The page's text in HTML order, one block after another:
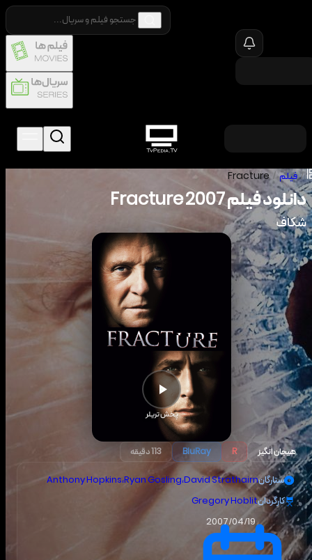
/فیلم /
Fracture
دانلود فیلم2007
Fracture
شکاف
پخش تریلر
هیجان انگیز R
BluRay 113 دقیقه
ستارگان Anthony Hopkins،Ryan Gosling،David Strathairn
کارگردانGregory Hoblit
2007/04/19